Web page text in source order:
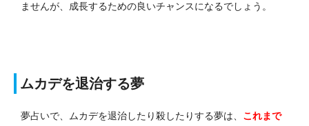
ませんが、成長するための良いチャンスになるでしょう。
ムカデを退治する夢
夢占いで、ムカデを退治したり殺したりする夢は、 これまで